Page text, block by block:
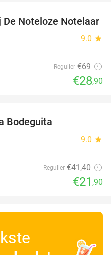
58%
Noteloze Notelaar
9.0 star
Regulier €69
€28,90
Bodeguita
9.0 star
Regulier €41,40
€21 ,90